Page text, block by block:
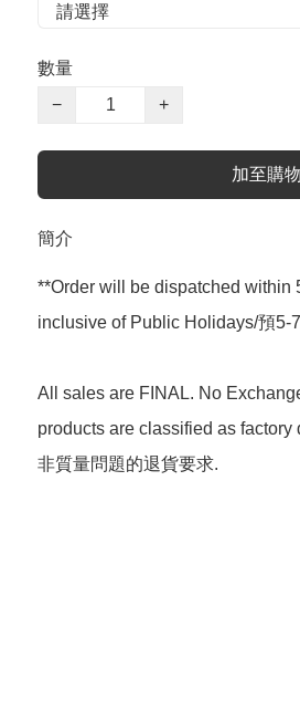
數量
−
+
加至購
簡介
**Order will be dispatched within
inclusive of Public Holidays/預5-
All sales are FINAL. No
products are classified as
非質量問題的退貨要求.